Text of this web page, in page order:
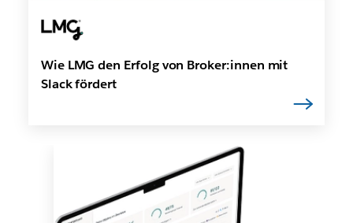
Wie LMG den Erfolg von Broker:innen mit
Slack fördert